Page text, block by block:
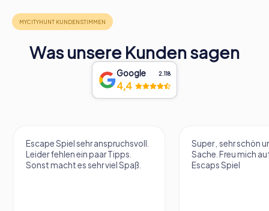
Was unsere Kunden sagen
Google 2.118
4,4
Escape Spiel sehr anspruchsvoll.
Leider fehlen ein paar Tipps.
Sonst macht es sehr viel Spaß.
Super , sehr schön
Sache. Freu mich
Escaps Spiel